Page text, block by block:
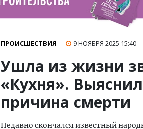
ПРОИСШЕСТВИЯ 9 НОЯБРЯ 2025 15:40
Ушла из жизни
«Кухня».
причина смерти
Недавно скончался известный